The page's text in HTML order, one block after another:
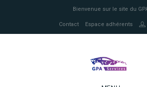
Bienvenue sur le site du
Contact Espace adhérents